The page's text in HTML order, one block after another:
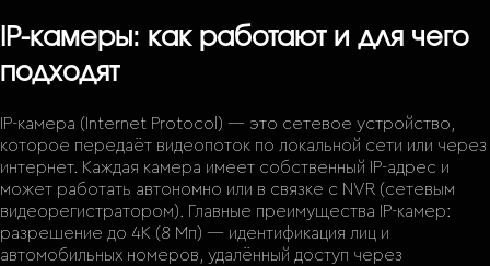
IP-камеры: как работают и для чего
подходят
IP-камера (Internet Protocol) — это сетевое устройство,
которое передаёт видеопоток по локальной сети или через
интернет. Каждая камера имеет собственный IP-адрес и
может работать автономно или в связке с NVR (сетевым
видеорегистратором). Главные преимущества IP-камер:
разрешение до 4K (8 Мп) — идентификация лиц и
автомобильных номеров, удалённый доступ через